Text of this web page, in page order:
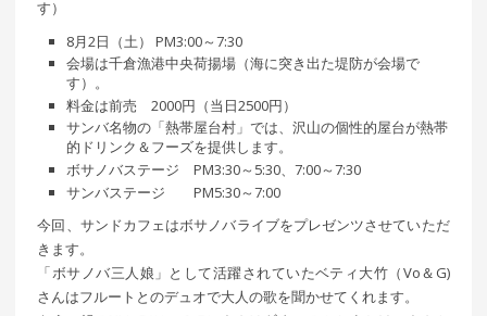
す）
8月2日（土） PM3:00～7:30
会場は千倉漁港中央荷揚場（海に突き出た堤防が会場で
す）。
料金は前売 2000円（当日2500円）
サンバ名物の「熱帯屋台村」では、沢山の個性的屋台が熱帯
的ドリンク＆フーズを提供します。
ボサノバステージ PM3:30～5:30、7:00～7:30
サンバステージ PM5:30～7:00
今回、サンドカフェはボサノバライブをプレゼンツさせていただ
きます。
「ボサノバ三人娘」として活躍されていたベティ大竹（Vo＆G)
さんはフルートとのデュオで大人の歌を聞かせてくれます。